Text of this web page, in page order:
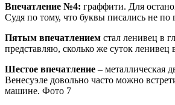
Впечатление №4: граффити. Для
Судя по тому, что буквы писались не по
Пятым впечатлением стал ленивец в
представляю, сколько же суток
Шестое впечатление – металлическая
Венесуэле довольно часто можно
машине. Фото 7